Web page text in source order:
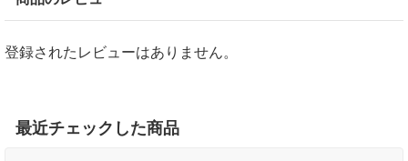
登録されたレビューはありません。
最近チェックした商品